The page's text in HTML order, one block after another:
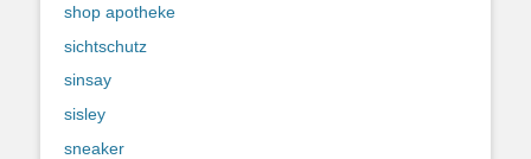
shop apotheke
sichtschutz
sinsay
sisley
sneaker